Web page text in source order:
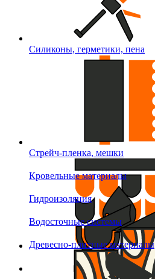
Силиконы, герметики, пена
Стрейч-пленка, мешки
Кровельные материалы
Гидроизоляция
Водосточные системы
Древесно-плитные материалы